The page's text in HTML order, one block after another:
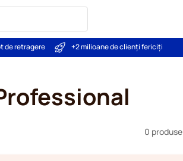
de retragere +2 milioane de clienți fericiți
0 produse